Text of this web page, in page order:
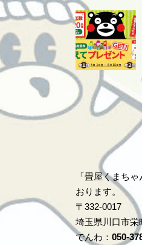
「畳屋くまち
おります。
〒332-0017
埼玉県川口市栄
でんわ： 050-